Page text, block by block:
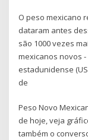
O peso mexicano
dataram antes
são 1000 vezes
mexicanos novos -
estadunidense
de
Peso Novo
de hoje, veja
também o